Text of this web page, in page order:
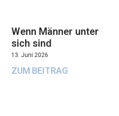
Wenn Männer unter
sich sind
13. Juni 2026
ZUM BEITRAG